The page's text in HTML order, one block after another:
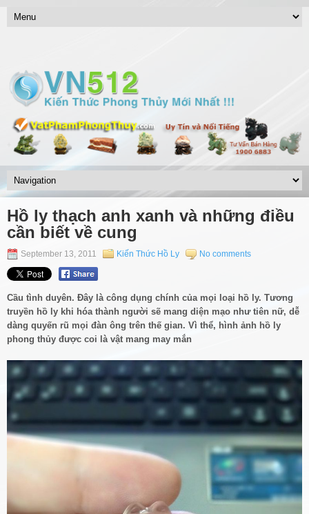
Hồ ly thạch anh xanh và những điều
cần biết về cung
September 13, 2011 Kiến Thức Hồ Ly No comments
Cầu tình duyên. Đây là công dụng chính của mọi loại hồ ly. Tương
truyền hồ ly khi hóa thành người sẽ mang diện mạo như tiên nữ, dễ
dàng quyến rũ mọi đàn ông trên thế gian. Vì thể, hình ảnh hồ ly
phong thủy được coi là vật mang may mắn